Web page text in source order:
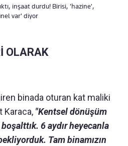
inşaat durdu! Birisi, 'hazine',
var' diyor
OLARAK
binada oturan kat maliki
Karaca, "Kentsel dönüşüm
6 aydır heyecanla
Tam binamızın